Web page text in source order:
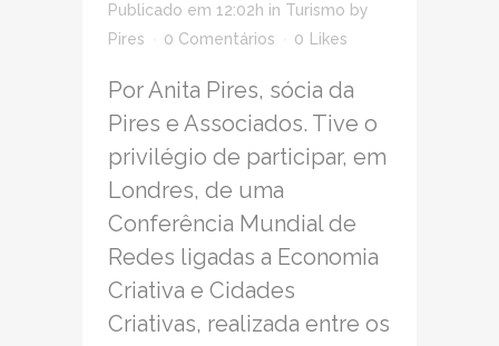
Publicado em 12:02h in Turismo by
Pires
0 Comentários 0 Likes
Por Anita Pires, sócia da
Pires e Associados. Tive o
privilégio de participar, em
Londres, de uma
Conferência Mundial de
Redes ligadas a Economia
Criativa e Cidades
Criativas, realizada entre os